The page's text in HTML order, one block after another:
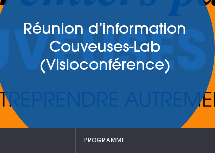
Réunion d’information
Couveuses-Lab
(Visioconférence)
PROGRAMME